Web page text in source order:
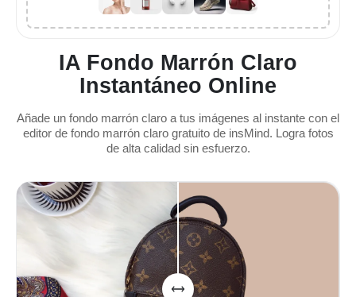
IA Fondo Marrón Claro
Instantáneo Online
Añade un fondo marrón claro a tus imágenes al instante con el
editor de fondo marrón claro gratuito de insMind. Logra fotos
de alta calidad sin esfuerzo.